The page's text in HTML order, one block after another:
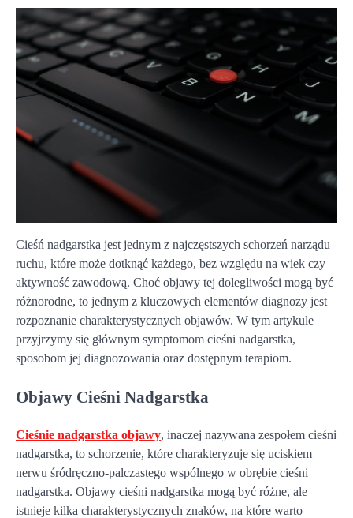
Cieśń nadgarstka jest jednym z najczęstszych schorzeń narządu
ruchu, które może dotknąć każdego, bez względu na wiek czy
aktywność zawodową. Choć objawy tej dolegliwości mogą być
różnorodne, to jednym z kluczowych elementów diagnozy jest
rozpoznanie charakterystycznych objawów. W tym artykule
przyjrzymy się głównym symptomom cieśni nadgarstka,
sposobom jej diagnozowania oraz dostępnym terapiom.
Objawy Cieśni Nadgarstka
Cieśnie nadgarstka objawy, inaczej nazywana zespołem cieśni
nadgarstka, to schorzenie, które charakteryzuje się uciskiem
nerwu śródręczno-palczastego wspólnego w obrębie cieśni
nadgarstka. Objawy cieśni nadgarstka mogą być różne, ale
istnieje kilka charakterystycznych znaków, na które warto